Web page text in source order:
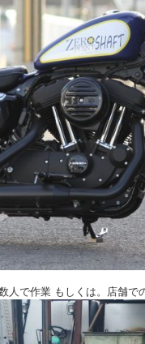
で作業 もしくは。店舗で